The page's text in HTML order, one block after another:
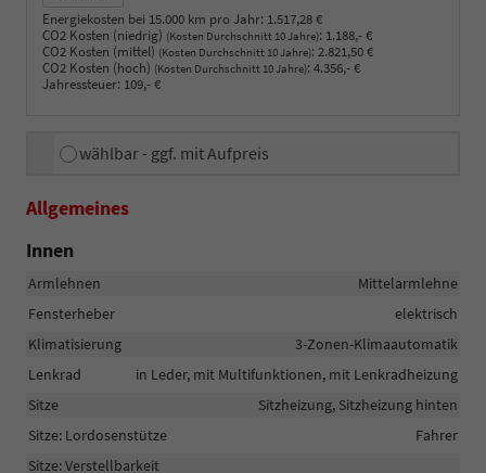
Energiekosten bei 15.000 km pro Jahr: 1.517,28 €
CO2 Kosten (niedrig) (Kosten Durchschnitt 10 Jahre): 1.188,- €
CO2 Kosten (mittel) (Kosten Durchschnitt 10 Jahre): 2.821,50 €
CO2 Kosten (hoch) (Kosten Durchschnitt 10 Jahre): 4.356,- €
Jahressteuer: 109,- €
wählbar - ggf. mit Aufpreis
Allgemeines
Innen
Armlehnen
Mittelarmlehne
Fensterheber
elektrisch
Klimatisierung
3-Zonen-Klimaautomatik
Lenkrad
in Leder, mit Multifunktionen, mit Lenkradheizung
Sitze
Sitzheizung, Sitzheizung hinten
Sitze: Lordosenstütze
Fahrer
Sitze: Verstellbarkeit